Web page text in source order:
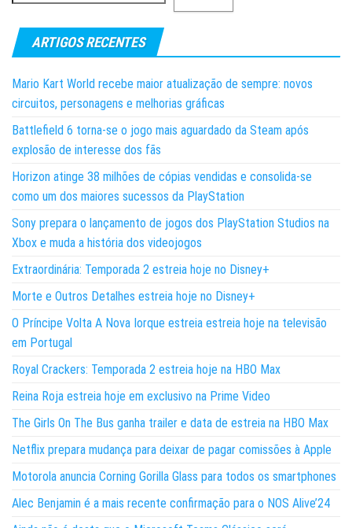
ARTIGOS RECENTES
Mario Kart World recebe maior atualização de sempre: novos
circuitos, personagens e melhorias gráficas
Battlefield 6 torna-se o jogo mais aguardado da Steam após
explosão de interesse dos fãs
Horizon atinge 38 milhões de cópias vendidas e consolida-se
como um dos maiores sucessos da PlayStation
Sony prepara o lançamento de jogos dos PlayStation Studios na
Xbox e muda a história dos videojogos
Extraordinária: Temporada 2 estreia hoje no Disney+
Morte e Outros Detalhes estreia hoje no Disney+
O Príncipe Volta A Nova Iorque estreia estreia hoje na televisão
em Portugal
Royal Crackers: Temporada 2 estreia hoje na HBO Max
Reina Roja estreia hoje em exclusivo na Prime Video
The Girls On The Bus ganha trailer e data de estreia na HBO Max
Netflix prepara mudança para deixar de pagar comissões à Apple
Motorola anuncia Corning Gorilla Glass para todos os smartphones
Alec Benjamin é a mais recente confirmação para o NOS Alive’24